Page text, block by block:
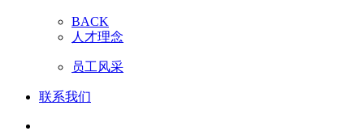
BACK
人才理念
员工风采
联系我们